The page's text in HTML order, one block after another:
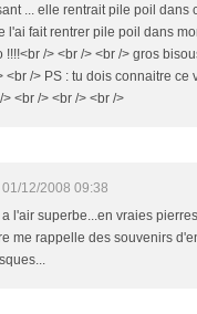
... elle rentrait pile poil dans
l'ai fait rentrer pile poil dans
!!!!<br /> <br /> <br /> gros
<br /> PS : tu dois connaitre ce
<br /> <br /> <br />
01/12/2008 09:38
l'air superbe...en vraies
me rappelle des souvenirs